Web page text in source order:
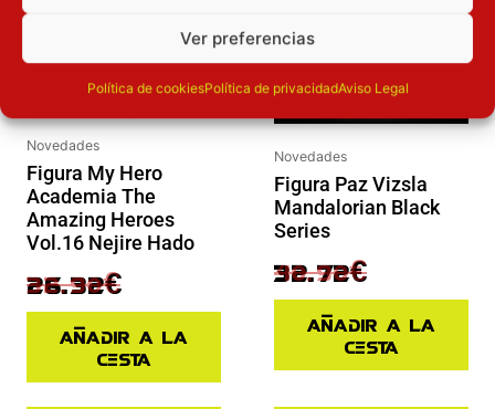
Ver preferencias
Política de cookiesPolítica de privacidadAviso Legal
Novedades
Figura My Hero
Academia The
Amazing Heroes
Vol.16 Nejire Hado
32.90€
26.32€
Añadir a la
cesta
Novedades
Figura Paz Vizsla
Mandalorian Black
Series
40.90€
32.72€
Añadir a la
cesta